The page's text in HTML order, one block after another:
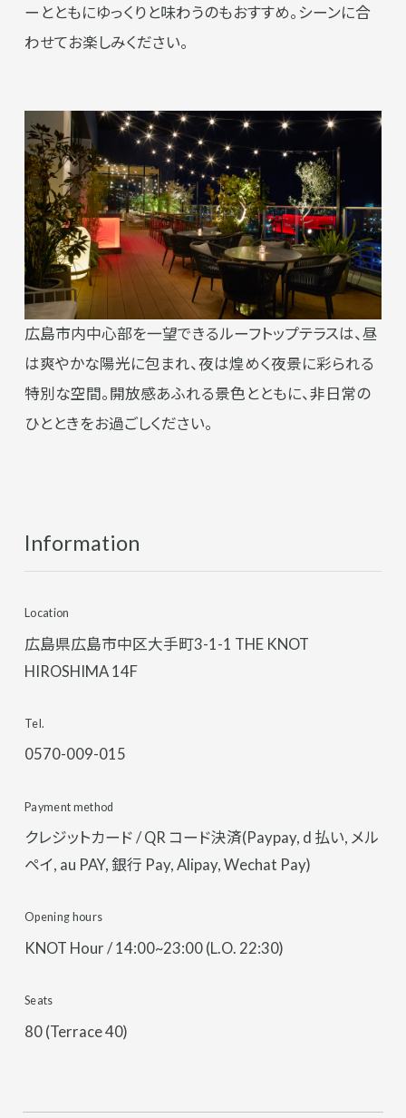
ーとともにゆっくりと味わうのもおすすめ。シーンに合
わせてお楽しみください。
広島市内中心部を一望できるルーフトップテラスは、昼
は爽やかな陽光に包まれ、夜は煌めく夜景に彩られる
特別な空間。開放感あふれる景色とともに、非日常の
ひとときをお過ごしください。
Information
Location
広島県広島市中区大手町3-1-1 THE KNOT
HIROSHIMA 14F
Tel.
0570-009-015
Payment method
クレジットカード / QR コード決済(Paypay, d 払い, メル
ペイ, au PAY, 銀行 Pay, Alipay, Wechat Pay)
Opening hours
KNOT Hour / 14:00~23:00 (L.O. 22:30)
Seats
80 (Terrace 40)